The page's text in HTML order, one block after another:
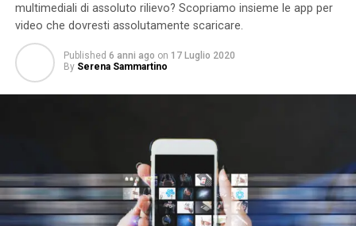
multimediali di assoluto rilievo? Scopriamo insieme le app per
video che dovresti assolutamente scaricare.
Published 6 anni ago on 17 Luglio 2020
By Serena Sammartino